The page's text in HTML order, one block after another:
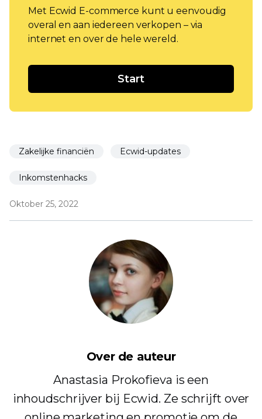
Met Ecwid E-commerce kunt u eenvoudig
overal en aan iedereen verkopen – via
internet en over de hele wereld.
Start
Zakelijke financiën Ecwid-updates
Inkomstenhacks
Oktober 25, 2022
Over de auteur
Anastasia Prokofieva is een
inhoudschrijver bij Ecwid. Ze schrijft over